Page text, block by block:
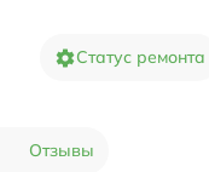
Статус ремонта
Отзывы